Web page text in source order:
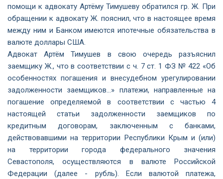
помощи к адвокату Артёму Тимушеву обратился гр. Ж. При
обращении к адвокату Ж. пояснил, что в настоящее время
между ним и Банком имеются ипотечные обязательства в
валюте доллары США.
Адвокат Артём Тимушев в свою очередь разъяснил
заемщику Ж., что в соответствии с ч. 7 ст. 1 ФЗ № 422 «Об
особенностях погашения и внесудебном урегулировании
задолженности заемщиков…» платежи, направленные на
погашение определяемой в соответствии с частью 4
настоящей статьи задолженности заемщиков по
кредитным договорам, заключенным с банками,
действовавшими на территории Республики Крым и (или)
на территории города федерального значения
Севастополя, осуществляются в валюте Российской
Федерации (далее - рубль). Если валютой платежа,